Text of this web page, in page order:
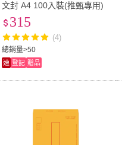
文封 A4 100入裝(推甄專用)
總銷量>50
315
(4)
速 登記 贈品